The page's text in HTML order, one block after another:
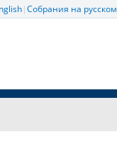
|Собрания на русском